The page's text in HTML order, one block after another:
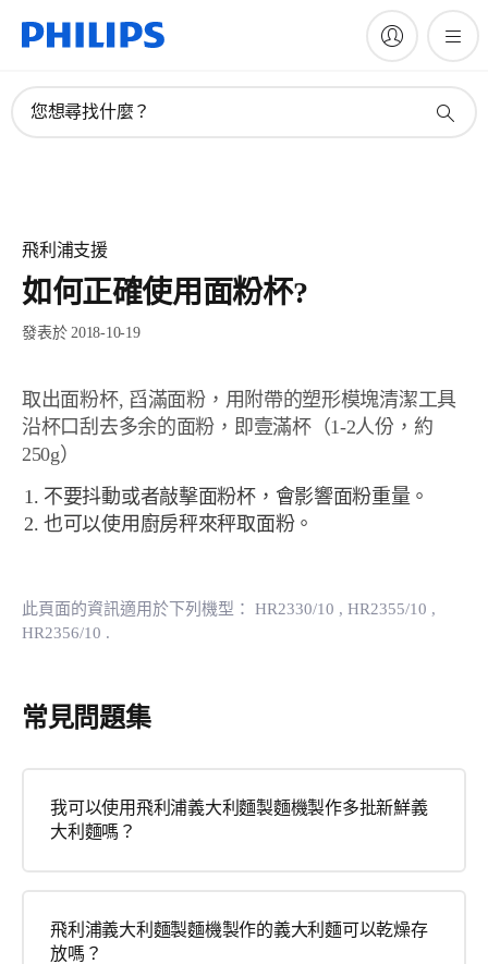
您想尋找什麼？
飛利浦支援
如何正確使用面粉杯?
發表於 2018-10-19
取出面粉杯, 舀滿面粉，用附帶的塑形模塊清潔工具
沿杯口刮去多余的面粉，即壹滿杯（1-2人份，約
250g）
不要抖動或者敲擊面粉杯，會影響面粉重量。
也可以使用廚房秤來秤取面粉。
此頁面的資訊適用於下列機型： HR2330/10 , HR2355/10 ,
HR2356/10 .
常見問題集
我可以使用飛利浦義大利麵製麵機製作多批新鮮義
大利麵嗎？
飛利浦義大利麵製麵機製作的義大利麵可以乾燥存
放嗎？